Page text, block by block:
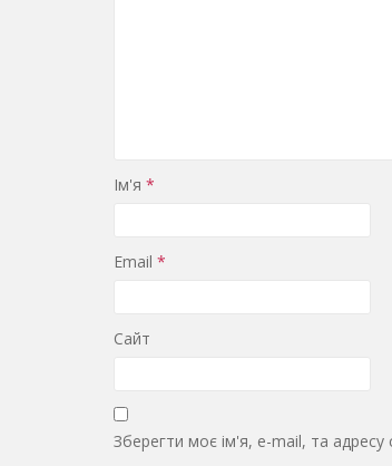
Ім'я *
Email *
Сайт
Зберегти моє ім'я, e-mail, та адресу